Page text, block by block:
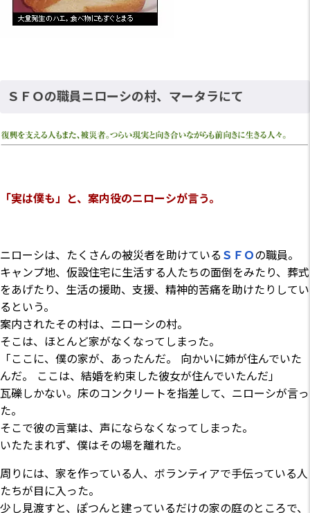
ＳＦＯの職員ニローシの村、マータラにて
「実は僕も」と、案内役のニローシが言う。
ニローシは、たくさんの被災者を助けている ＳＦＯの職員。
キャンプ地、仮設住宅に生活する人たちの面倒をみたり、葬式
をあげたり、生活の援助、支援、精神的苦痛を助けたりしてい
るという。
案内されたその村は、ニローシの村。
そこは、ほとんど家がなくなってしまった。
「ここに、僕の家が、あったんだ。 向かいに姉が住んでいた
んだ。 ここは、結婚を約束した彼女が住んでいたんだ」
瓦礫しかない。床のコンクリートを指差して、ニローシが言っ
た。
そこで彼の言葉は、声にならなくなってしまった。
いたたまれず、僕はその場を離れた。
周りには、家を作っている人、ボランティアで手伝っている人
たちが目に入った。
少し見渡すと、ぽつんと建っているだけの家の庭のところで、